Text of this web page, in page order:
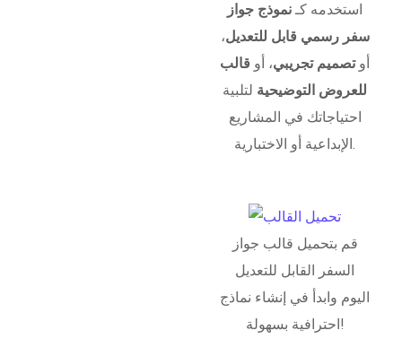
استخدمه كـنموذج جواز
سفر رسمي قابل للتعديل،
أوتصميم تجريبي، أو قالب
للعروض التوضيحية لتلبية
احتياجاتك في المشاريع
الإبداعية أو الاختبارية.
قم بتحميل قالب جواز
السفر القابل للتعديل
اليوم وابدأ في إنشاء نماذج
احترافية بسهولة!